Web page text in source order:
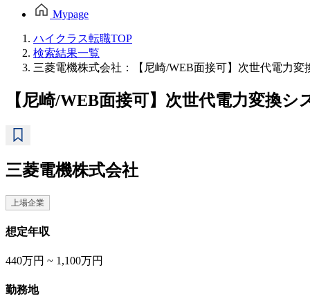
Mypage
ハイクラス転職TOP
検索結果一覧
三菱電機株式会社：【尼崎/WEB面接可】次世代電力
【尼崎/WEB面接可】次世代電力変換
三菱電機株式会社
上場企業
想定年収
440万円 ~ 1,100万円
勤務地